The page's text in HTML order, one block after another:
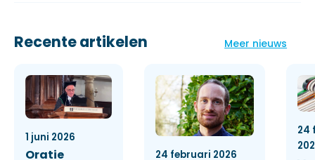
Recente artikelen Meer nieuws
1 juni 2026
Oratie 24 februari 2026
24